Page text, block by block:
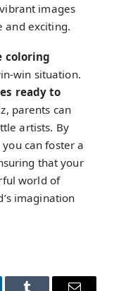
images
and exciting.
coloring
win situation.
ready to
parents can
artists. By
can foster a
that your
world of
imagination